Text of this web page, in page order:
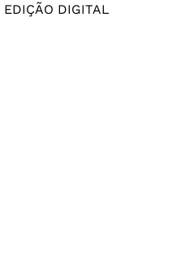
EDIÇÃO DIGITAL